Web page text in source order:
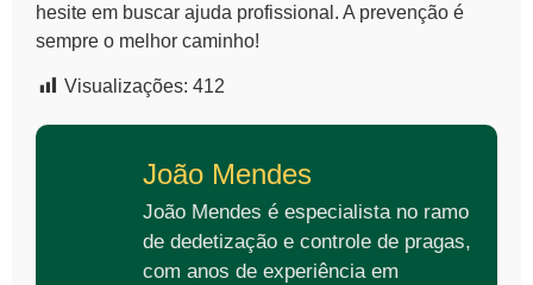
hesite em buscar ajuda profissional. A prevenção é
sempre o melhor caminho!
Visualizações: 412
João Mendes
João Mendes é especialista no ramo
de dedetização e controle de pragas,
com anos de experiência em